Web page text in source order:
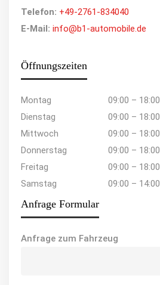
Telefon: +49-2761-834040
E-Mail: info@b1-automobile.de
Öffnungszeiten
Montag
09:00 – 18:00
Dienstag
09:00 – 18:00
Mittwoch
09:00 – 18:00
Donnerstag
09:00 – 18:00
Freitag
09:00 – 18:00
Samstag
09:00 – 14:00
Anfrage Formular
Anfrage zum Fahrzeug